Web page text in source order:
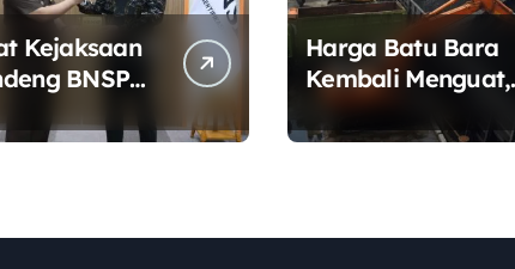
Kejaksaan
BNSP
Jaksa
Harga Batu Bara
Kembali Menguat,
Ditopang Lonjakan
Harga Minyak dan